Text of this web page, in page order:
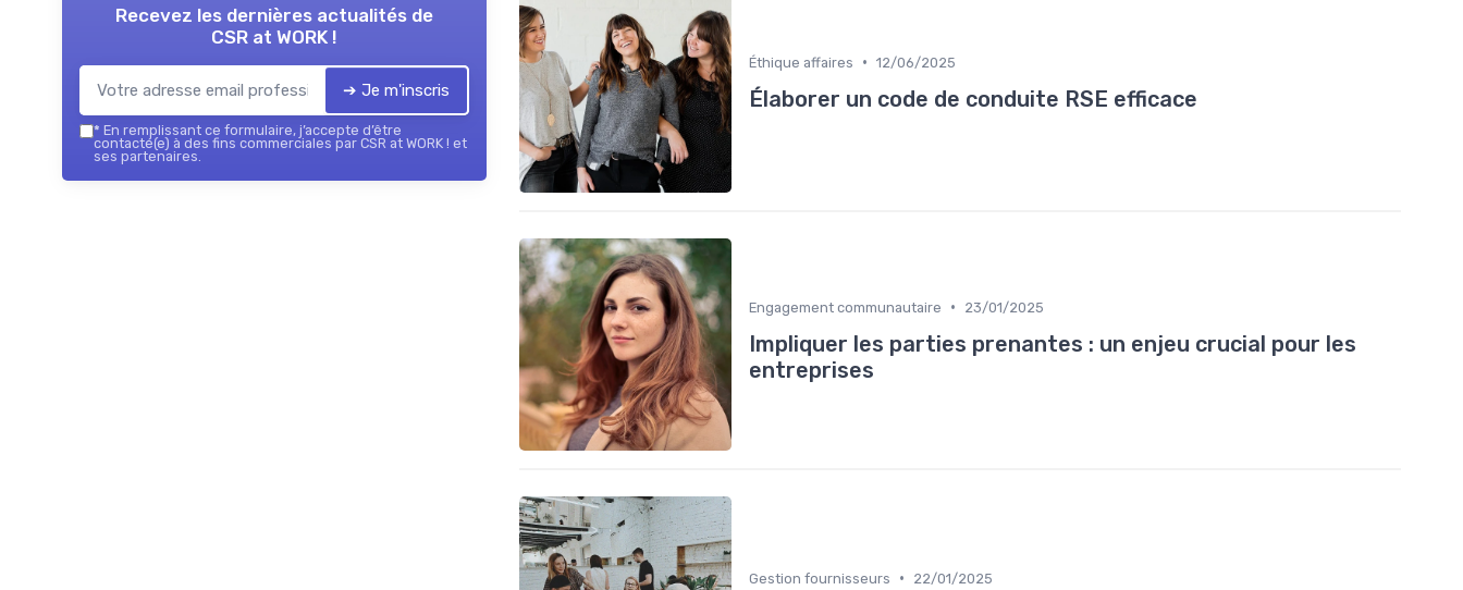
Recevez les dernières actualités de
CSR at WORK !
➔ Je m'inscris
* En remplissant ce formulaire, j’accepte d’être
contacté(e) à des fins commerciales par CSR at WORK ! et
ses partenaires.
Éthique affaires • 12/06/2025
Élaborer un code de conduite RSE efficace
Engagement communautaire • 23/01/2025
Impliquer les parties prenantes : un enjeu crucial pour les
entreprises
Gestion fournisseurs • 22/01/2025